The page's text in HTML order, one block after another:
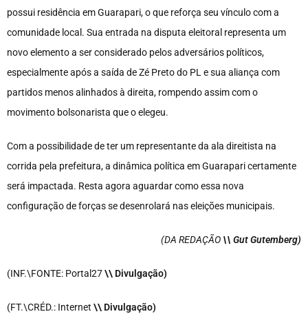
possui residência em Guarapari, o que reforça seu vínculo com a
comunidade local. Sua entrada na disputa eleitoral representa um
novo elemento a ser considerado pelos adversários políticos,
especialmente após a saída de Zé Preto do PL e sua aliança com
partidos menos alinhados à direita, rompendo assim com o
movimento bolsonarista que o elegeu.
Com a possibilidade de ter um representante da ala direitista na
corrida pela prefeitura, a dinâmica política em Guarapari certamente
será impactada. Resta agora aguardar como essa nova
configuração de forças se desenrolará nas eleições municipais.
(DA REDAÇÃO \\ Gut Gutemberg)
(INF.\FONTE: Portal27\\ Divulgação)
(FT.\CRÉD.: Internet \\ Divulgação)